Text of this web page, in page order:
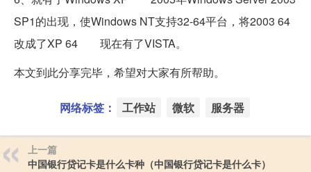
SP1的出现，使Windows NT支持32-64平台，将2003 64
改成了XP 64 现在有了VISTA。
本文到此分享完毕，希望对大家有所帮助。
网络标签： 工作站 微软 服务器
上一篇
中国银行贷记卡是什么卡种（中国银行贷记卡是什么卡）